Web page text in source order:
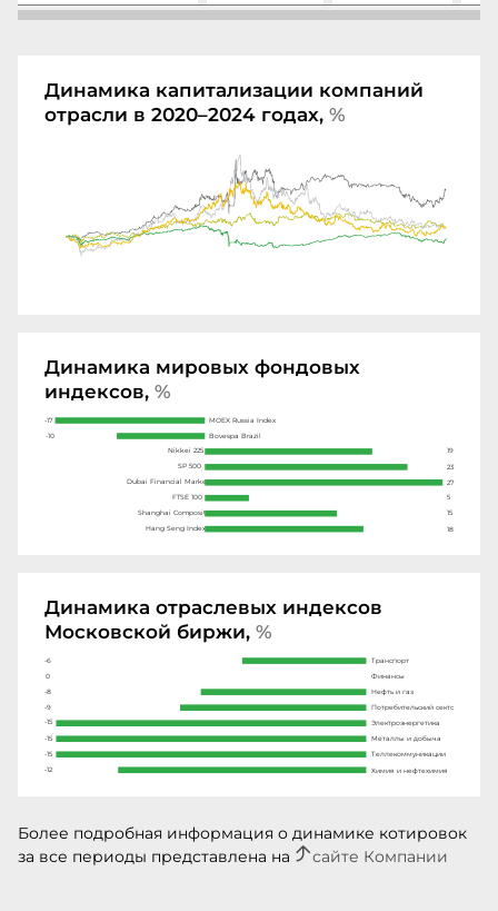
Динамика капитализации компаний
отрасли в 2020–2024 годах, %
Динамика мировых фондовых
индексов, %
MOEX Russia Index
Bovespa Brazil
Nikkei 225
SP 500
Dubai Financial Market
FTSE 100
Shanghai Composit
Hang Seng Index
-10
19
23
27
5
15
18
-17
Динамика отраслевых индексов
Московской биржи, %
Транспорт
Финансы
Нефть и газ
Потребительский сектор
Электроэнергетика
Металлы и добыча
Теллекоммуникации
Химия и нефтехимия
0
-8
-9
-15
-15
-15
-12
-6
Более подробная информация о динамике котировок
за все периоды представлена на
сайте Компании